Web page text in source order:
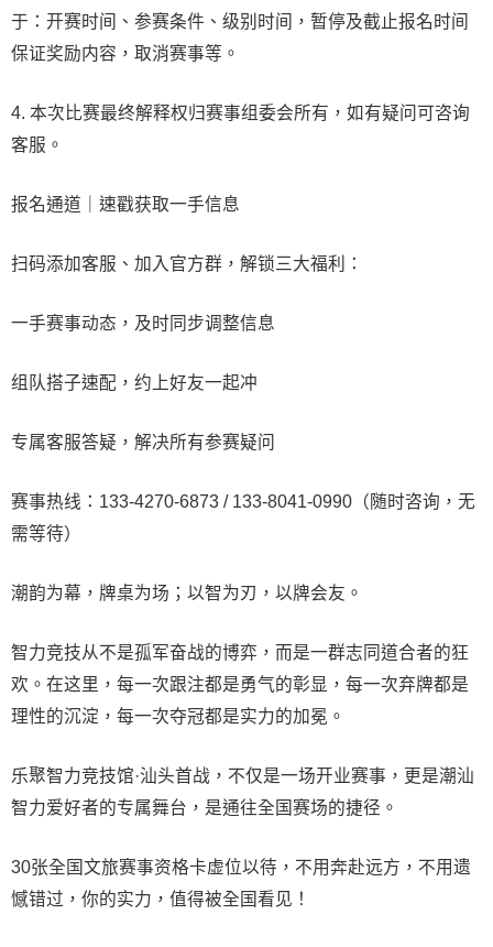
于：开赛时间、参赛条件、级别时间，暂停及截止报名时间
保证奖励内容，取消赛事等。
4. 本次比赛最终解释权归赛事组委会所有，如有疑问可咨询
客服。
报名通道｜速戳获取一手信息
扫码添加客服、加入官方群，解锁三大福利：
一手赛事动态，及时同步调整信息
组队搭子速配，约上好友一起冲
专属客服答疑，解决所有参赛疑问
赛事热线：133-4270-6873 / 133-8041-0990（随时咨询，无
需等待）
潮韵为幕，牌桌为场；以智为刃，以牌会友。
智力竞技从不是孤军奋战的博弈，而是一群志同道合者的狂
欢。在这里，每一次跟注都是勇气的彰显，每一次弃牌都是
理性的沉淀，每一次夺冠都是实力的加冕。
乐聚智力竞技馆·汕头首战，不仅是一场开业赛事，更是潮汕
智力爱好者的专属舞台，是通往全国赛场的捷径。
30张全国文旅赛事资格卡虚位以待，不用奔赴远方，不用遗
憾错过，你的实力，值得被全国看见！